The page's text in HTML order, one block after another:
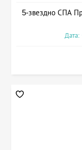
5-звездно СПА